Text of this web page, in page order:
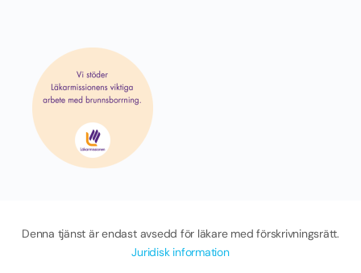
Denna tjänst är endast avsedd för läkare med förskrivningsrätt.
Juridisk information